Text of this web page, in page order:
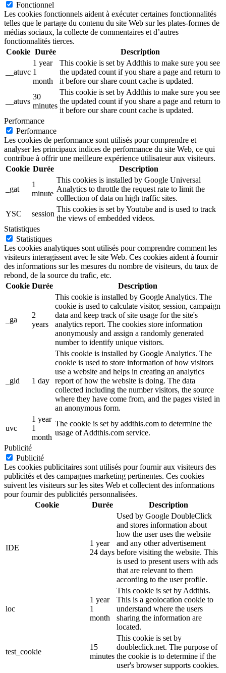
Fonctionnel
Les cookies fonctionnels aident à exécuter certaines fonctionnalités
telles que le partage du contenu du site Web sur les plates-formes de
médias sociaux, la collecte de commentaires et d’autres
fonctionnalités tierces.
Cookie Durée Description
__atuvc
1 year
1
month
This cookie is set by Addthis to make sure you see
the updated count if you share a page and return to
it before our share count cache is updated.
__atuvs
30
minutes
This cookie is set by Addthis to make sure you see
the updated count if you share a page and return to
it before our share count cache is updated.
Performance
Performance
Les cookies de performance sont utilisés pour comprendre et
analyser les principaux indices de performance du site Web, ce qui
contribue à offrir une meilleure expérience utilisateur aux visiteurs.
Cookie Durée Description
_gat
1
minute
This cookies is installed by Google Universal
Analytics to throttle the request rate to limit the
colllection of data on high traffic sites.
YSC
session
This cookies is set by Youtube and is used to track
the views of embedded videos.
Statistiques
Statistiques
Les cookies analytiques sont utilisés pour comprendre comment les
visiteurs interagissent avec le site Web. Ces cookies aident à fournir
des informations sur les mesures du nombre de visiteurs, du taux de
rebond, de la source du trafic, etc.
Cookie Durée Description
_ga
2
years
This cookie is installed by Google Analytics. The
cookie is used to calculate visitor, session, campaign
data and keep track of site usage for the site's
analytics report. The cookies store information
anonymously and assign a randomly generated
number to identify unique visitors.
_gid 1 day
This cookie is installed by Google Analytics. The
cookie is used to store information of how visitors
use a website and helps in creating an analytics
report of how the website is doing. The data
collected including the number visitors, the source
where they have come from, and the pages visted in
an anonymous form.
uvc
1 year
1
month
The cookie is set by addthis.com to determine the
usage of Addthis.com service.
Publicité
Publicité
Les cookies publicitaires sont utilisés pour fournir aux visiteurs des
publicités et des campagnes marketing pertinentes. Ces cookies
suivent les visiteurs sur les sites Web et collectent des informations
pour fournir des publicités personnalisées.
Cookie
Durée Description
IDE
1 year
24 days
Used by Google DoubleClick
and stores information about
how the user uses the website
and any other advertisement
before visiting the website. This
is used to present users with ads
that are relevant to them
according to the user profile.
loc
1 year
1
month
This cookie is set by Addthis.
This is a geolocation cookie to
understand where the users
sharing the information are
located.
test_cookie
15
minutes
This cookie is set by
doubleclick.net. The purpose of
the cookie is to determine if the
user's browser supports cookies.